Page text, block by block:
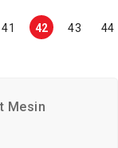
41 42 43 44
Mesin